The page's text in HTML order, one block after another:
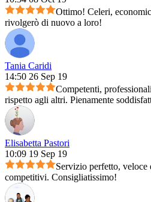
Ottimo! Celeri,
rivolgerò di nuovo a loro!
Tania Caridi
14:50 26 Sep 19
Competenti,
rispetto agli altri. Pienamente
Elisabetta Pastori
10:09 19 Sep 19
Servizio perfetto, veloce
competitivi. Consigliatissimo!